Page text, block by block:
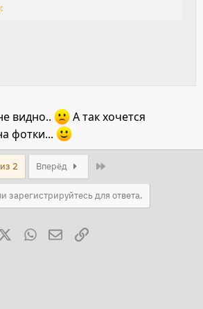
видно..
А так хочется
фотки...
2 Вперёд
зарегистрируйтесь для ответа.
WhatsAppЭлектронная почта
Ссылка